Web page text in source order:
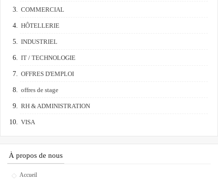
COMMERCIAL
HÔTELLERIE
INDUSTRIEL
IT / TECHNOLOGIE
OFFRES D'EMPLOI
offres de stage
RH & ADMINISTRATION
VISA
À propos de nous
Accueil